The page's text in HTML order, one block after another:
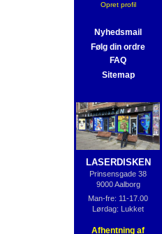
Opret profil
Nyhedsmail
Følg din ordre
FAQ
Sitemap
LASERDISKEN
Prinsensgade 38
9000 Aalborg
Man-fre: 11-17.00
Lørdag: Lukket
Afhentning af